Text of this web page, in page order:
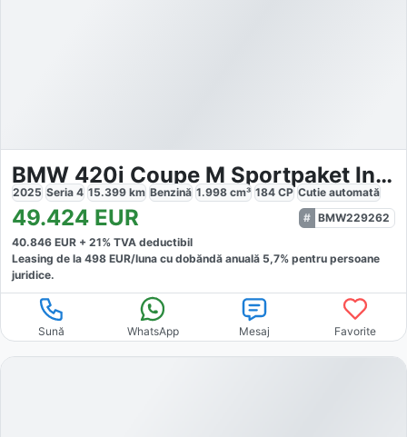
BMW 420i Coupe M Sportpaket Innovationsp. Sport Aut.
2025 Seria 4 15.399 km Benzină 1.998 cm³ 184 CP Cutie automată
49.424 EUR
BMW229262
40.846 EUR + 21% TVA deductibil
Leasing de la 498 EUR/luna cu dobăndă anuală 5,7% pentru persoane
juridice.
Sună WhatsApp Mesaj Favorite